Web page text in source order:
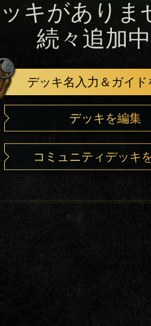
キがありま
続々追加中
デッキ名入力＆ガイド
デッキを編集
コミュニティデッキ